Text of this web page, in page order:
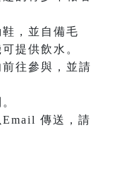
，並自備毛
提供飲水。
往參與，並請
傳送，請